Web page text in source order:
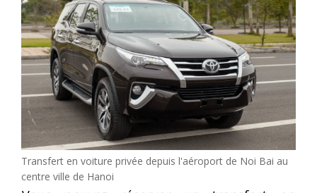
Transfert en voiture privée depuis l'aéroport de Noi Bai au
centre ville de Hanoi